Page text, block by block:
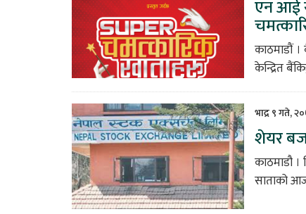
एन आई
काठमाडौं ।
केन्द्रित
भाद्र ९ गते,
शेयर
काठमाडौ
साताको